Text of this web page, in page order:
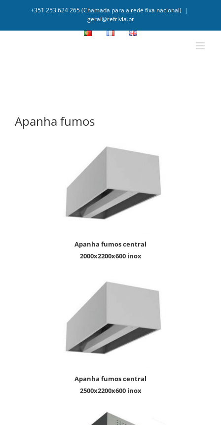
+351 253 624 265 (Chamada para a rede fixa nacional) |
geral@refrivia.pt
Apanha fumos
apanha fumos central
2000x2200x600 inox
apanha fumos central
2500x2200x600 inox